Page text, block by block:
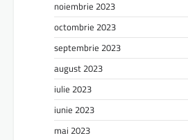
noiembrie 2023
octombrie 2023
septembrie 2023
august 2023
iulie 2023
iunie 2023
mai 2023